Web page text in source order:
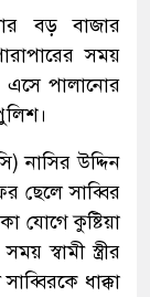
বড় বাজার
সময়
এসে পালানোর
নাসির উদ্দিন
ছেলে সাব্বির
যোগে কুষ্টিয়া
স্বামী স্ত্রীর
ধাক্কা